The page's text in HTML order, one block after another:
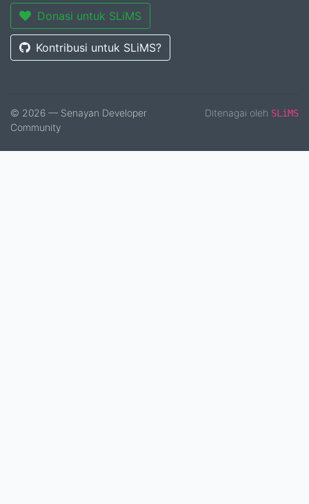
Donasi untuk SLiMS
Kontribusi untuk SLiMS?
© 2026 — Senayan Developer
Community
Ditenagai oleh SLiMS